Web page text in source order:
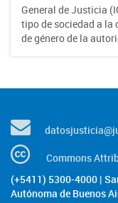
General de Justicia
tipo de sociedad a la
de género de la
Commons
(+5411) 5300-4000 |
Autónoma de Buenos